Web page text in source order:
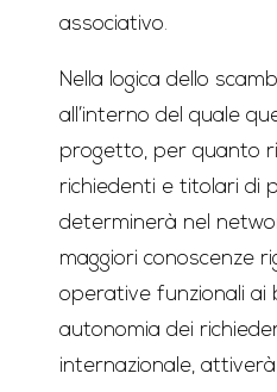
associativo.
Nella logica dello
all’interno del quale
progetto, per quanto
richiedenti e titolari di
determinerà nel
maggiori conoscenze
operative funzionali ai
autonomia dei
internazionale,